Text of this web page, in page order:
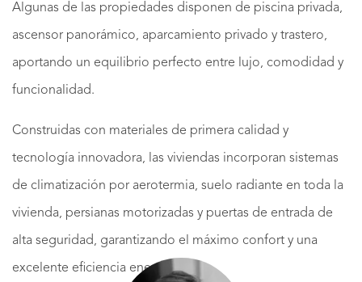
Algunas de las propiedades disponen de piscina privada,
ascensor panorámico, aparcamiento privado y trastero,
aportando un equilibrio perfecto entre lujo, comodidad y
funcionalidad.
Construidas con materiales de primera calidad y
tecnología innovadora, las viviendas incorporan sistemas
de climatización por aerotermia, suelo radiante en toda la
vivienda, persianas motorizadas y puertas de entrada de
alta seguridad, garantizando el máximo confort y una
excelente eficiencia energética.